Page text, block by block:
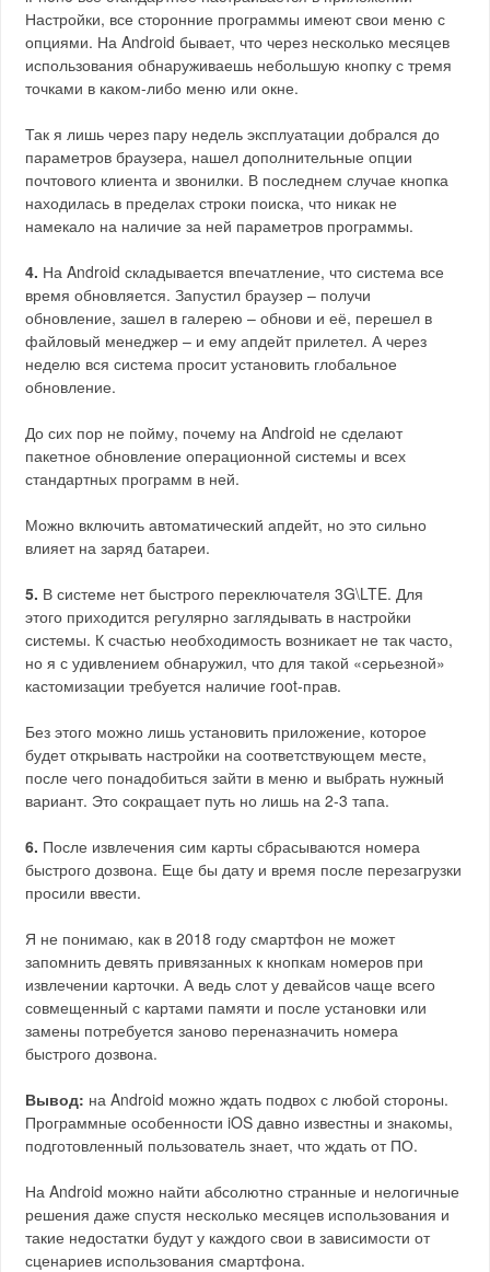
Настройки, все сторонние программы имеют свои меню с
опциями. На Android бывает, что через несколько месяцев
использования обнаруживаешь небольшую кнопку с тремя
точками в каком-либо меню или окне.
Так я лишь через пару недель эксплуатации добрался до
параметров браузера, нашел дополнительные опции
почтового клиента и звонилки. В последнем случае кнопка
находилась в пределах строки поиска, что никак не
намекало на наличие за ней параметров программы.
4. На Android складывается впечатление, что система все
время обновляется. Запустил браузер – получи
обновление, зашел в галерею – обнови и её, перешел в
файловый менеджер – и ему апдейт прилетел. А через
неделю вся система просит установить глобальное
обновление.
До сих пор не пойму, почему на Android не сделают
пакетное обновление операционной системы и всех
стандартных программ в ней.
Можно включить автоматический апдейт, но это сильно
влияет на заряд батареи.
5. В системе нет быстрого переключателя 3G\LTE. Для
этого приходится регулярно заглядывать в настройки
системы. К счастью необходимость возникает не так часто,
но я с удивлением обнаружил, что для такой «серьезной»
кастомизации требуется наличие root-прав.
Без этого можно лишь установить приложение, которое
будет открывать настройки на соответствующем месте,
после чего понадобиться зайти в меню и выбрать нужный
вариант. Это сокращает путь но лишь на 2-3 тапа.
6. После извлечения сим карты сбрасываются номера
быстрого дозвона. Еще бы дату и время после перезагрузки
просили ввести.
Я не понимаю, как в 2018 году смартфон не может
запомнить девять привязанных к кнопкам номеров при
извлечении карточки. А ведь слот у девайсов чаще всего
совмещенный с картами памяти и после установки или
замены потребуется заново переназначить номера
быстрого дозвона.
Вывод: на Android можно ждать подвох с любой стороны.
Программные особенности iOS давно известны и знакомы,
подготовленный пользователь знает, что ждать от ПО.
На Android можно найти абсолютно странные и нелогичные
решения даже спустя несколько месяцев использования и
такие недостатки будут у каждого свои в зависимости от
сценариев использования смартфона.